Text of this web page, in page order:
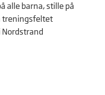
alle barna, stille på
treningsfeltet